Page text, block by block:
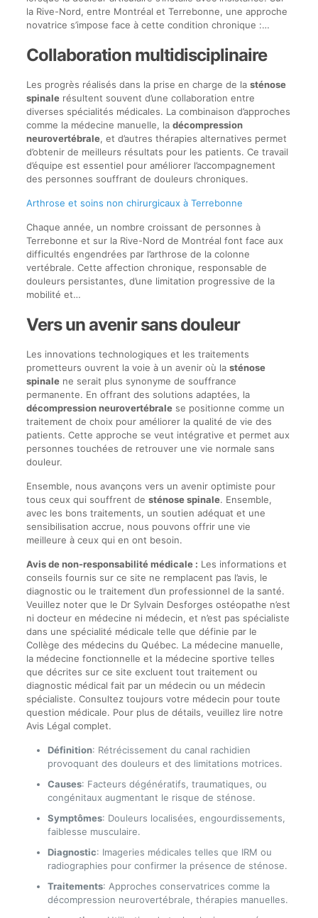
la Rive-Nord, entre Montréal et Terrebonne, une approche
novatrice s’impose face à cette condition chronique :…
Collaboration multidisciplinaire
Les progrès réalisés dans la prise en charge de la sténose
spinalerésultent souvent d’une collaboration entre
diverses spécialités médicales. La combinaison d’approches
comme la médecine manuelle, la décompression
neurovertébrale, et d’autres thérapies alternatives permet
d’obtenir de meilleurs résultats pour les patients. Ce travail
d’équipe est essentiel pour améliorer l’accompagnement
des personnes souffrant de douleurs chroniques.
Arthrose et soins non chirurgicaux à Terrebonne
Chaque année, un nombre croissant de personnes à
Terrebonne et sur la Rive-Nord de Montréal font face aux
difficultés engendrées par l’arthrose de la colonne
vertébrale. Cette affection chronique, responsable de
douleurs persistantes, d’une limitation progressive de la
mobilité et…
Vers un avenir sans douleur
Les innovations technologiques et les traitements
prometteurs ouvrent la voie à un avenir où la sténose
spinalene serait plus synonyme de souffrance
permanente. En offrant des solutions adaptées, la
décompression neurovertébralese positionne comme un
traitement de choix pour améliorer la qualité de vie des
patients. Cette approche se veut intégrative et permet aux
personnes touchées de retrouver une vie normale sans
douleur.
Ensemble, nous avançons vers un avenir optimiste pour
tous ceux qui souffrent de sténose spinale. Ensemble,
avec les bons traitements, un soutien adéquat et une
sensibilisation accrue, nous pouvons offrir une vie
meilleure à ceux qui en ont besoin.
Avis de non-responsabilité médicale : Les informations et
conseils fournis sur ce site ne remplacent pas l’avis, le
diagnostic ou le traitement d’un professionnel de la santé.
Veuillez noter que le Dr Sylvain Desforges ostéopathe n’est
ni docteur en médecine ni médecin, et n’est pas spécialiste
dans une spécialité médicale telle que définie par le
Collège des médecins du Québec. La médecine manuelle,
la médecine fonctionnelle et la médecine sportive telles
que décrites sur ce site excluent tout traitement ou
diagnostic médical fait par un médecin ou un médecin
spécialiste. Consultez toujours votre médecin pour toute
question médicale. Pour plus de détails, veuillez lire notre
Avis Légal complet.
Définition: Rétrécissement du canal rachidien
provoquant des douleurs et des limitations motrices.
Causes: Facteurs dégénératifs, traumatiques, ou
congénitaux augmentant le risque de sténose.
Symptômes: Douleurs localisées, engourdissements,
faiblesse musculaire.
Diagnostic: Imageries médicales telles que IRM ou
radiographies pour confirmer la présence de sténose.
Traitements: Approches conservatrices comme la
décompression neurovertébrale, thérapies manuelles.